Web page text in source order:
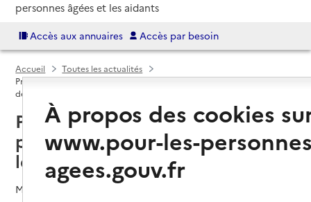
personnes âgées et les aidants
Accès aux annuaires Accès par besoin
Accueil
Toutes les actualités
Prévention des chutes des personnes âgées : un plan pour les réduire
de 20% d’ici 2024
Prévention des chutes des
personnes âgées : un plan pour
les réduire de 20% d’ici 2024
Mis à jour le
À propos des cookies
www.pour-les-
agees.gouv.fr